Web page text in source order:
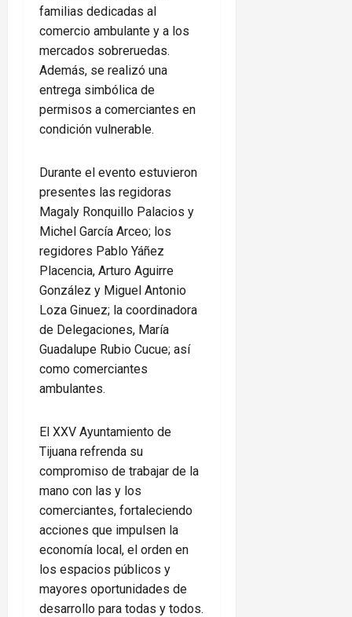
familias dedicadas al
comercio ambulante y a los
mercados sobreruedas.
Además, se realizó una
entrega simbólica de
permisos a comerciantes en
condición vulnerable.
Durante el evento estuvieron
presentes las regidoras
Magaly Ronquillo Palacios y
Michel García Arceo; los
regidores Pablo Yáñez
Placencia, Arturo Aguirre
González y Miguel Antonio
Loza Ginuez; la coordinadora
de Delegaciones, María
Guadalupe Rubio Cucue; así
como comerciantes
ambulantes.
El XXV Ayuntamiento de
Tijuana refrenda su
compromiso de trabajar de la
mano con las y los
comerciantes, fortaleciendo
acciones que impulsen la
economía local, el orden en
los espacios públicos y
mayores oportunidades de
desarrollo para todas y todos.